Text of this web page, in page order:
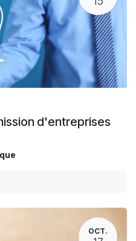
d'entreprises
OCT.